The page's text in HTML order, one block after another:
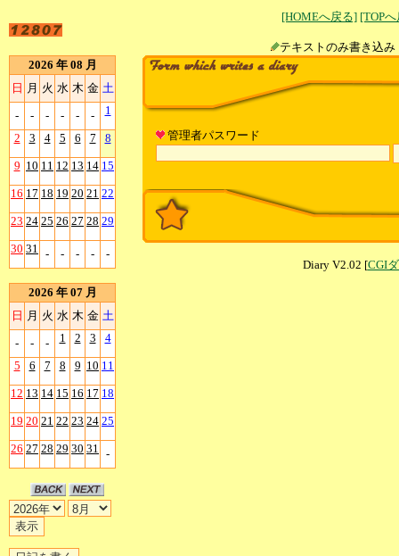
[HOMEへ戻る] [TOP
テキストのみ書
2026 年 08 月
日 月 火 水 木 金 土
- - - - - - 1
2 3 4 5 6 7 8
9 10 11 12 13 14 15
16 17 18 19 20 21 22
23 24 25 26 27 28 29
30 31 - - - - -
2026 年 07 月
日 月 火 水 木 金 土
- - - 1 2 3 4
5 6 7 8 9 10 11
12 13 14 15 16 17 18
19 20 21 22 23 24 25
26 27 28 29 30 31 -
管理者パスワード
Diary V2.02 [CGI